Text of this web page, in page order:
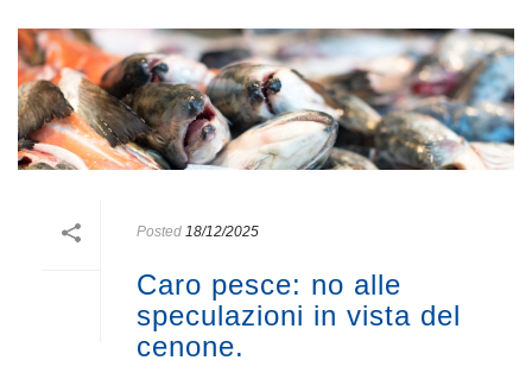
Posted 18/12/2025
Caro pesce: no alle
speculazioni in vista del
cenone.